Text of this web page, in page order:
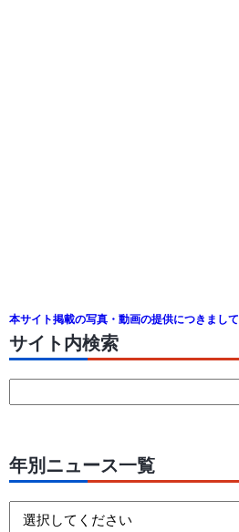
本サイト掲載の写真・動画の提供につきまして
サイト内検索
年別ニュース一覧